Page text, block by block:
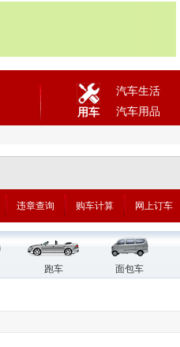
用车
汽车生活
汽车用品
违章查询 购车计算 网上订车
跑车 面包车